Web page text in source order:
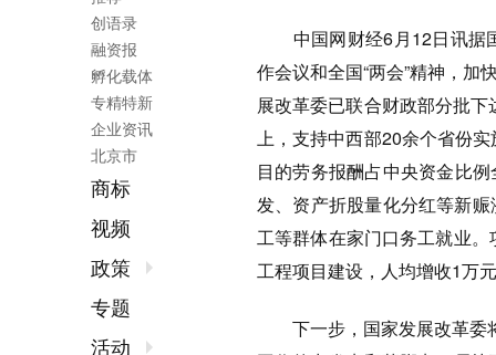
中国网财经6月12日讯据
作会议和全国“两会”精神，
展改革委已联合财政部分批
上，支持中西部20余个省份
目的劳务报酬占中央资金比
发、资产折股量化分红等新
工等群体在家门口务工就业
工程项目建设，人均增收1万
下一步，国家发展改革委将
创语录
融资报
孵化载体
专精特新
企业资讯
北京市
商标
视频
政策
专题
活动